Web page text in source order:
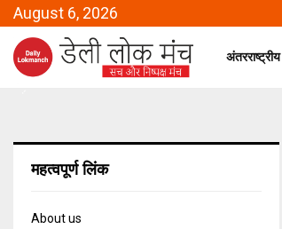
August 6, 2026
अंतरराष्ट्रीय
महत्वपूर्ण लिंक
About us